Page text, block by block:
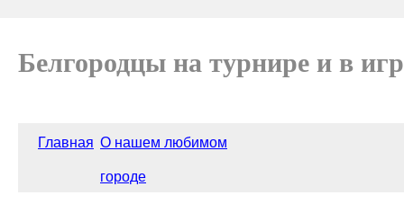
Белгородцы на турнире и в
Главная О нашем любимом
городе